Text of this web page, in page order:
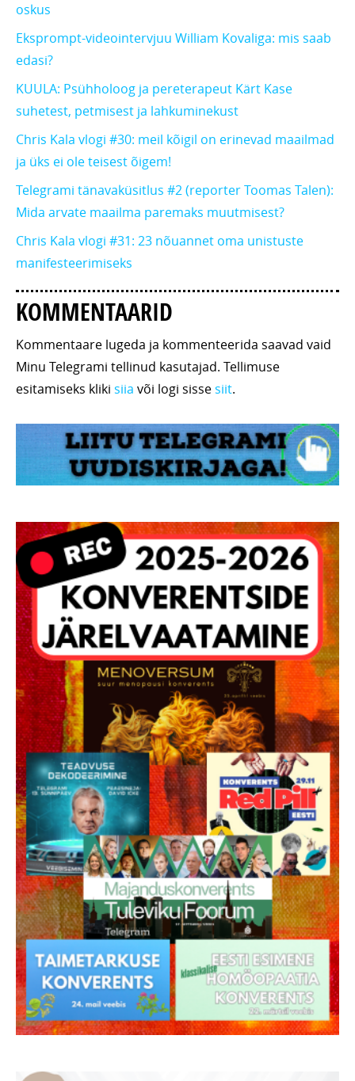
oskus
Eksprompt-videointervjuu William Kovaliga: mis saab
edasi?
KUULA: Psühholoog ja pereterapeut Kärt Kase
suhetest, petmisest ja lahkuminekust
Chris Kala vlogi #30: meil kõigil on erinevad maailmad
ja üks ei ole teisest õigem!
Telegrami tänavaküsitlus #2 (reporter Toomas Talen):
Mida arvate maailma paremaks muutmisest?
Chris Kala vlogi #31: 23 nõuannet oma unistuste
manifesteerimiseks
KOMMENTAARID
Kommentaare lugeda ja kommenteerida saavad vaid
Minu Telegrami tellinud kasutajad. Tellimuse
esitamiseks kliki siia või logi sissesiit.